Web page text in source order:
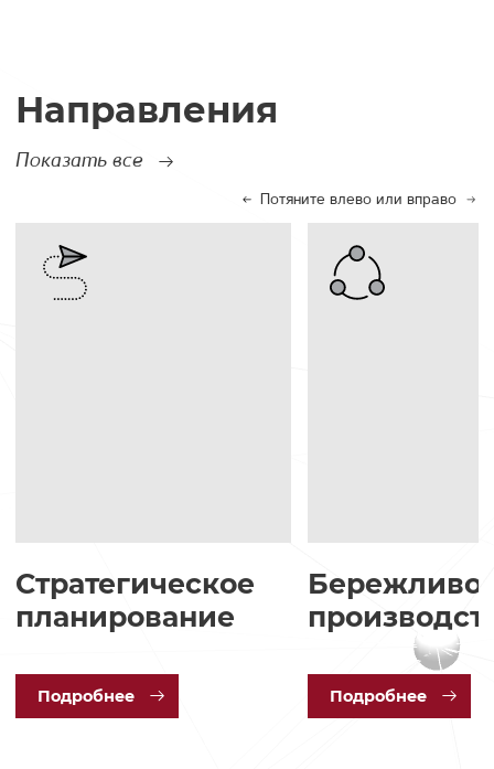
Направления
Показать все
Потяните влево или вправо
Стратегическое
планирование
Подробнее Подробнее